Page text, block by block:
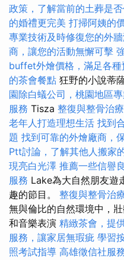
政策，了解當前的土葬是
的婚禮更完美 打掃阿姨的
專業技術及時修復您的外
商，讓您的活動無懈可擊
buffet外燴價格，滿足各種
的茶會餐點 狂野的小說蒂
園除白蟻公司，桃園地區
服務 Tisza 整復與整骨治療
老年人打造理想生活 找到
題 找到可靠的外燴廠商，
Ptt討論，了解其他人搬家
現亮白光澤 推薦一些信譽
服務 Lake為大自然朋友遊
趣的節目。 整復與整骨治
無與倫比的自然環境中，
和音樂表演 精緻茶會，提
服務，讓家居無瑕疵 學習
照考試指導 高雄徵信社服